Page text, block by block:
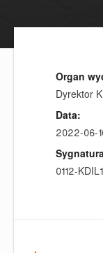
Organ
Dyrektor
Data:
2022-06-
0112-